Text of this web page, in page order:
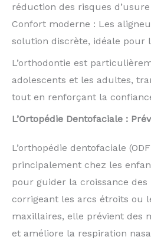
réduction des risques
Confort moderne : Les
solution discrète, idéale pour
L’orthodontie est
adolescents et les adultes,
tout en renforçant la
L’Ortopédie Dentofaciale :
L’orthopédie dentofaciale
principalement chez les
pour guider la croissance des
corrigeant les arcs étroits ou
maxillaires, elle prévient des
et améliore la respiration